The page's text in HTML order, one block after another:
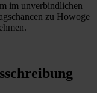
im unverbindlichen
zu Howoge